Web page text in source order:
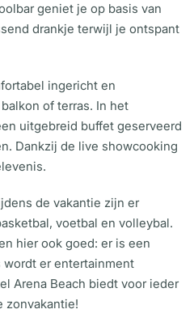
geniet je op basis van
drankje terwijl je ontspant
ingericht en
of terras. In het
uitgebreid buffet geserveerd
Dankzij de live showcooking
de vakantie zijn er
voetbal en volleybal.
hier ook goed: er is een
wordt er entertainment
Arena Beach biedt voor ieder
zonvakantie!